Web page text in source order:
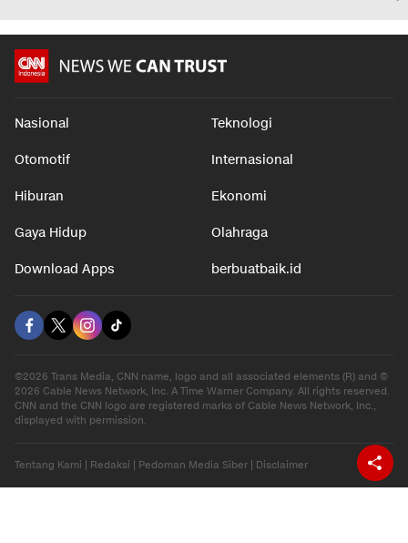
Nasional Teknologi
Otomotif Internasional
Hiburan Ekonomi
Gaya Hidup Olahraga
Download Apps berbuatbaik.id
©2026 Trans Media, CNN name, logo and all associated elements (R) and ©
2026 Cable News Network, Inc. A Time Warner Company. All rights reserved.
CNN and the CNN logo are registered marks of Cable News Network, Inc.,
displayed with permission.
Tentang Kami | Redaksi | Pedoman Media Siber | Disclaimer